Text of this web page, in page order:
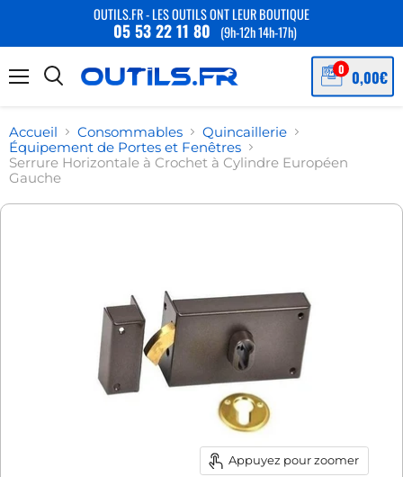
OUTILS.FR - LES OUTILS ONT LEUR BOUTIQUE
05 53 22 11 80 (9h-12h 14h-17h)
Accueil Consommables
Quincaillerie
Équipement de Portes et Fenêtres
Serrure Horizontale à Crochet à Cylindre Européen
Gauche
Appuyez pour zoomer